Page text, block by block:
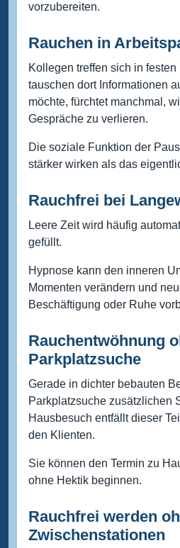
vorzubereiten.
Rauchen in
Kollegen treffen sich in
tauschen dort Informationen
möchte, fürchtet manchmal,
Gespräche zu verlieren.
Die soziale Funktion der
stärker wirken als das
Rauchfrei bei
Leere Zeit wird häufig
gefüllt.
Hypnose kann den inneren
Momenten verändern und
Beschäftigung oder Ruhe
Rauchentwöhnung
Parkplatzsuche
Gerade in dichter bebauten
Parkplatzsuche zusätzlichen
Hausbesuch entfällt dieser
den Klienten.
Sie können den Termin zu
ohne Hektik beginnen.
Rauchfrei werden
Zwischenstationen